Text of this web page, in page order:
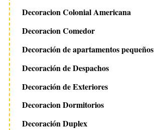
Decoracion Colonial Americana
Decoracion Comedor
Decoración de apartamentos pequeños
Decoración de Despachos
Decoración de Exteriores
Decoracion Dormitorios
Decoración Duplex